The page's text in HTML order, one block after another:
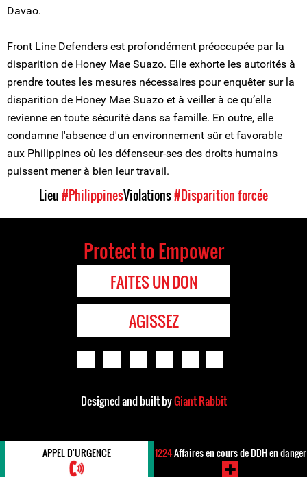
Davao.
Front Line Defenders est profondément préoccupée par la
disparition de Honey Mae Suazo. Elle exhorte les autorités à
prendre toutes les mesures nécessaires pour enquêter sur la
disparition de Honey Mae Suazo et à veiller à ce qu’elle
revienne en toute sécurité dans sa famille. En outre, elle
condamne l'absence d'un environnement sûr et favorable
aux Philippines où les défenseur-ses des droits humains
puissent mener à bien leur travail.
Lieu#PhilippinesViolations#Disparition forcée
Protect to Empower
FAITES UN DON
AGISSEZ
Designed and built byGiant Rabbit
APPEL D'URGENCE 1224Affaires en cours de DDH en danger